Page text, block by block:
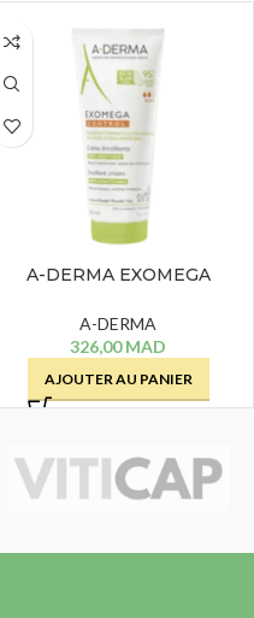
A-DERMA EXOMEGA
EMOLLIENTE – 200 ML
A-DERMA
326,00MAD
AJOUTER AU PANIER